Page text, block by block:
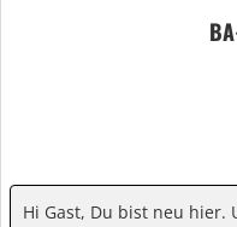
Hi Gast, Du bist neu hier.